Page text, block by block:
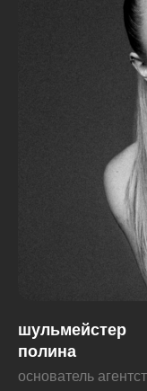
шульмейстер
полина
основатель